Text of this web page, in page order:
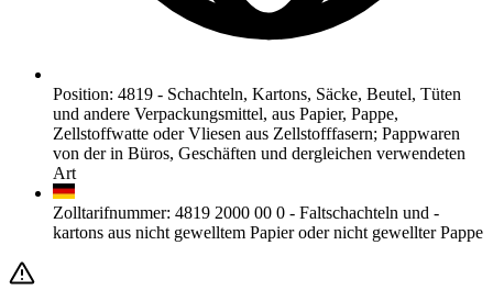
Position: 4819 - Schachteln, Kartons, Säcke, Beutel, Tüten
und andere Verpackungsmittel, aus Papier, Pappe,
Zellstoffwatte oder Vliesen aus Zellstofffasern; Pappwaren
von der in Büros, Geschäften und dergleichen verwendeten
Art
Zolltarifnummer: 4819 2000 00 0 - Faltschachteln und -
kartons aus nicht gewelltem Papier oder nicht gewellter Pappe